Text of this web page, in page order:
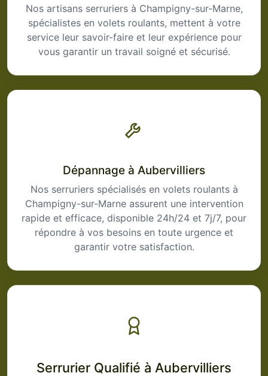
Nos artisans serruriers à Champigny-sur-Marne,
spécialistes en volets roulants, mettent à votre
service leur savoir-faire et leur expérience pour
vous garantir un travail soigné et sécurisé.
Dépannage à Aubervilliers
Nos serruriers spécialisés en volets roulants à
Champigny-sur-Marne assurent une intervention
rapide et efficace, disponible 24h/24 et 7j/7, pour
répondre à vos besoins en toute urgence et
garantir votre satisfaction.
Serrurier Qualifié à Aubervilliers